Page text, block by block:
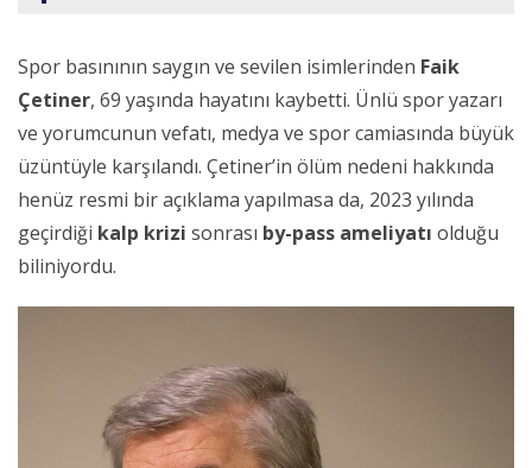
Spor basınının saygın ve sevilen isimlerinden Faik
Çetiner, 69 yaşında hayatını kaybetti. Ünlü spor yazarı
ve yorumcunun vefatı, medya ve spor camiasında büyük
üzüntüyle karşılandı. Çetiner’in ölüm nedeni hakkında
henüz resmi bir açıklama yapılmasa da, 2023 yılında
geçirdiği kalp krizi sonrası by-pass ameliyatı olduğu
biliniyordu.